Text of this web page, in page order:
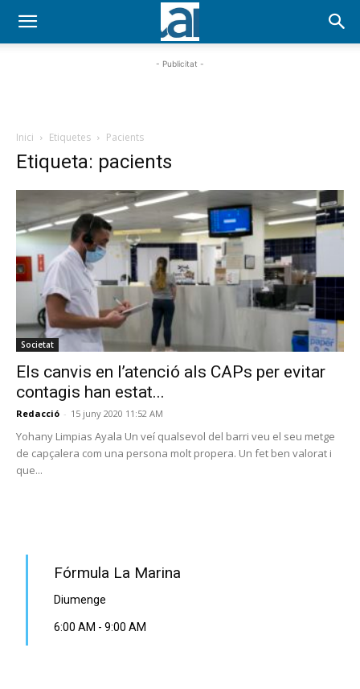
- Publicitat -
Inici Etiquetes Pacients
Etiqueta: pacients
Societat
Els canvis en l’atenció als CAPs per evitar
contagis han estat...
Redacció - 15 juny 2020 11:52 AM
Yohany Limpias Ayala Un veí qualsevol del barri veu el seu metge
de capçalera com una persona molt propera. Un fet ben valorat i
que...
Fórmula La Marina
Diumenge
6:00 AM - 9:00 AM